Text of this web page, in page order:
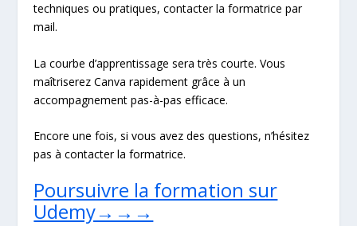
techniques ou pratiques, contacter la formatrice par
mail.
La courbe d’apprentissage sera très courte. Vous
maîtriserez Canva rapidement grâce à un
accompagnement pas-à-pas efficace.
Encore une fois, si vous avez des questions, n’hésitez
pas à contacter la formatrice.
Poursuivre la formation sur
Udemy→→→